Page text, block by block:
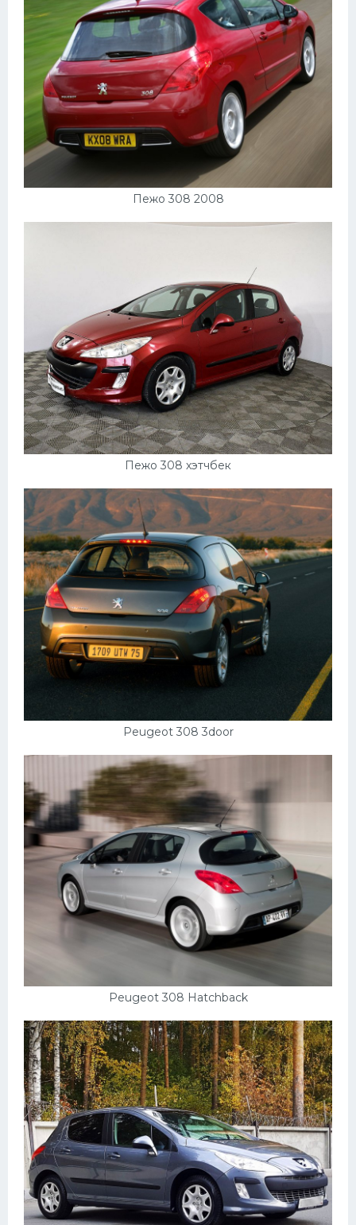
Пежо 308 2008
Пежо 308 хэтчбек
Peugeot 308 3door
Peugeot 308 Hatchback